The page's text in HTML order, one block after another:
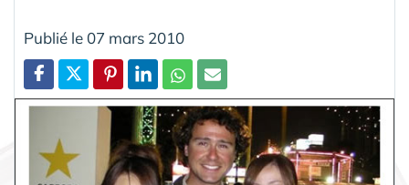
Publié le 07 mars 2010
Partager